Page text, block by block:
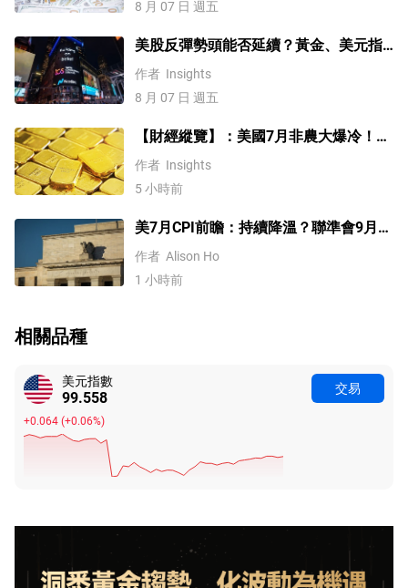
8 月 07 日 週五
美股反彈勢頭能否延續？黃金、美元指
數、費半指數、納指100技術分析
作者 Insights
8 月 07 日 週五
【財經縱覽】：美國7月非農大爆冷！黃
金反彈逼近4400，美元受阻100關口，
標普500續創歷史新高
作者 Insights
5 小時前
美7月CPI前瞻：持續降溫？聯準會9月或
不升息！
作者 Alison Ho
1 小時前
相關品種
美元指數
99.558
+0.064(+0.06%)
交易